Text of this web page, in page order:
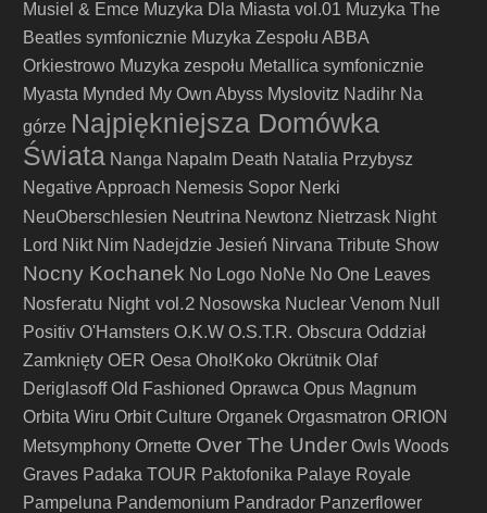
Musiel & Emce Muzyka Dla Miasta vol.01 Muzyka The
Beatles symfonicznie Muzyka Zespołu ABBA
Orkiestrowo Muzyka zespołu Metallica symfonicznie
Myasta Mynded My Own Abyss Myslovitz Nadihr Na
górze Najpiękniejsza Domówka
Świata Nanga Napalm Death Natalia Przybysz
Negative Approach Nemesis Sopor Nerki
NeuOberschlesien Neutrina Newtonz Nietrzask Night
Lord Nikt Nim Nadejdzie Jesień Nirvana Tribute Show
Nocny Kochanek No Logo NoNe No One Leaves
Nosferatu Night vol.2 Nosowska Nuclear Venom Null
Positiv O'Hamsters O.K.W O.S.T.R. Obscura Oddział
Zamknięty OER Oesa Oho!Koko Okrütnik Olaf
Deriglasoff Old Fashioned Oprawca Opus Magnum
Orbita Wiru Orbit Culture Organek Orgasmatron ORION
Metsymphony Ornette Over The Under Owls Woods
Graves Padaka TOUR Paktofonika Palaye Royale
Pampeluna Pandemonium Pandrador Panzerflower